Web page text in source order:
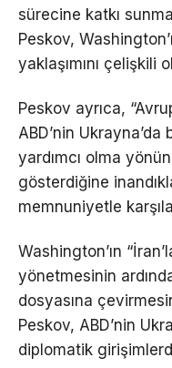
sürecine katkı
Peskov,
yaklaşımını çelişkili
Peskov ayrıca,
ABD’nin Ukrayna’da
yardımcı olma
gösterdiğine
memnuniyetle
Washington’ın
yönetmesinin
dosyasına
Peskov, ABD’nin
diplomatik